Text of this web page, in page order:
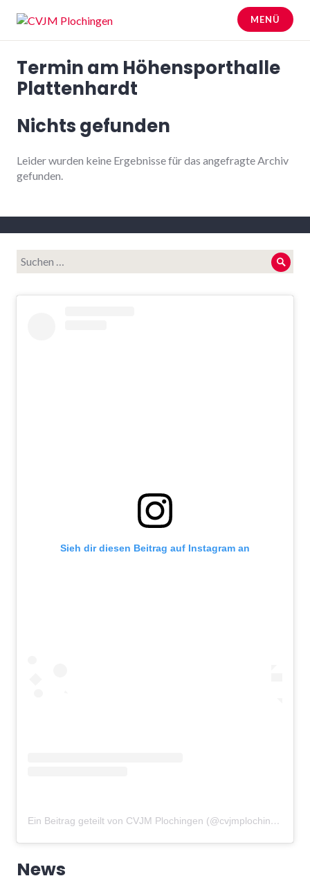
Inhalt
springen
CVJM Plochingen
MENÜ
Termin am Höhensporthalle
Plattenhardt
Nichts gefunden
Leider wurden keine Ergebnisse für das angefragte Archiv
gefunden.
Suche
nach:
Sieh dir diesen Beitrag auf Instagram an
Ein Beitrag geteilt von CVJM Plochingen (@cvjmplochingen)
News